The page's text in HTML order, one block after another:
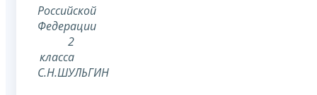
Российской
Федерации
2
класса
С.Н.ШУЛЬГИН